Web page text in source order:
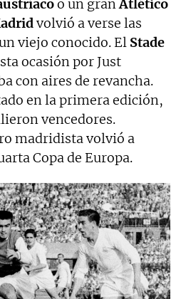
o un granAtlético
volvió a verse las
viejo conocido. El Stade
ocasión por Just
con aires de revancha.
en la primera edición,
vencedores.
madridista volvió a
Copa de Europa.